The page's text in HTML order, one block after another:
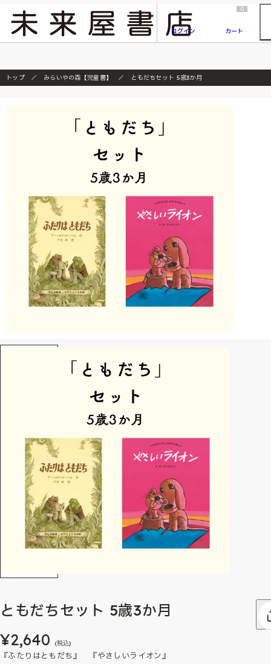
『ONE PIECE magazine 021 ONE PIECEカード付き同梱版』発売延期のご案内
ログイン
0
カート
トップ みらいやの森【児童書】 ともだちセット 5歳3か月
ともだちセット 5歳3か月
¥2,640 (税込)
『ふたりはともだち』 『やさしいライオン』